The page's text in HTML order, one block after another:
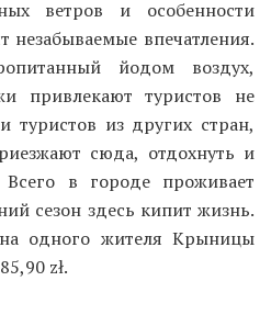
ветров и особенности
незабываемые впечатления.
йодом воздух,
привлекают туристов не
из других стран,
сюда, отдохнуть и
в городе проживает
сезон здесь кипит жизнь.
одного жителя Крыницы
zł.